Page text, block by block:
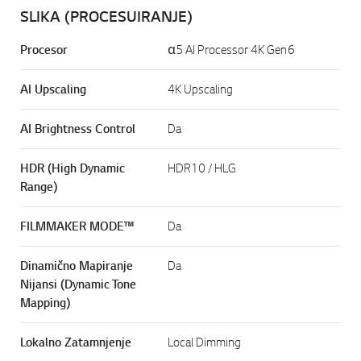
SLIKA (PROCESUIRANJE)
Procesor α5 AI Processor 4K Gen6
AI Upscaling 4K Upscaling
AI Brightness Control Da
HDR (High Dynamic
Range)
HDR10 / HLG
FILMMAKER MODE™ Da
Dinamično Mapiranje
Nijansi (Dynamic Tone
Mapping)
Da
Lokalno Zatamnjenje Local Dimming